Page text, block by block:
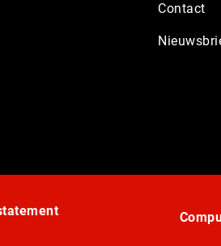
Contact